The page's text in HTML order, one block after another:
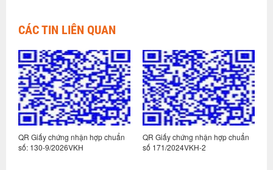
CÁC TIN LIÊN QUAN
QR Giấy chứng nhận hợp chuẩn
số: 130-9/2026VKH
QR Giấy chứng nhận hợp chuẩn
số 171/2024VKH-2